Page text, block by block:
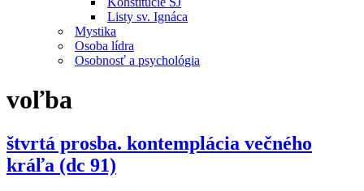
Listy sv. Ignáca
Mystika
Osoba lídra
Osobnosť a psychológia
voľba
štvrtá prosba. kontemplácia večného
kráľa (dc 91)